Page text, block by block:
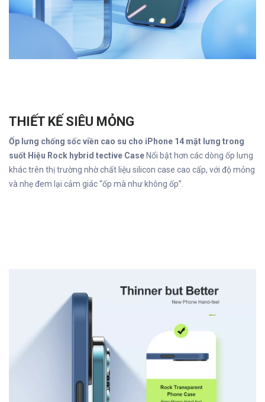
THIẾT KẾ SIÊU MỎNG
Ốp lưng chống sốc viền cao su cho iPhone 14 mặt lưng trong
suốt Hiệu Rock hybrid tective Case Nổi bật hơn các dòng ốp lưng
khác trên thị trường nhờ chất liệu silicon case cao cấp, với độ mỏng
và nhẹ đem lại cảm giác “ốp mà như không ốp”.